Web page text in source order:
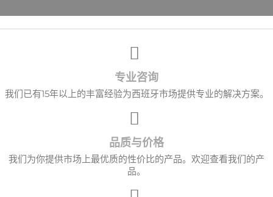
专业咨询
我们已有15年以上的丰富经验为西班牙市场提供专业的解决方案。
品质与价格
我们为你提供市场上最优质的性价比的产品。欢迎查看我们的产
品。
取消